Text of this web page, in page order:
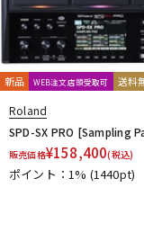
新品 WEB注文店頭受取可 送料
Roland
SPD-SX PRO [Sampling
販売価格¥158,400(税込)
ポイント：1% (1440pt)